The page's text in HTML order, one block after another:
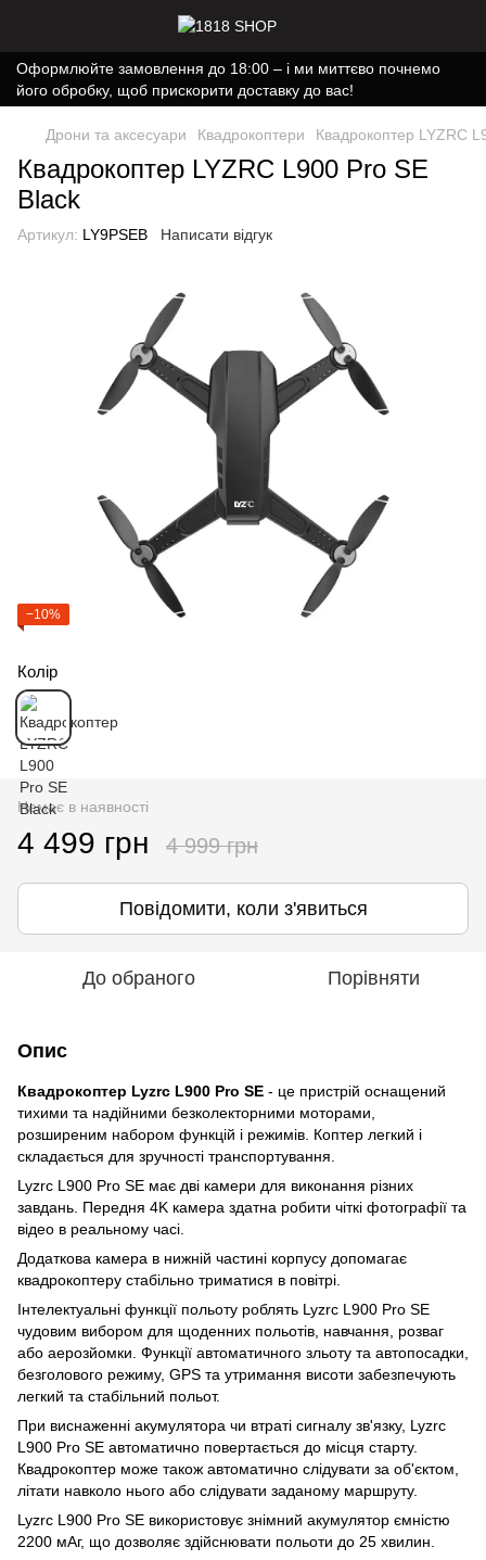
Оформлюйте замовлення до 18:00 – і ми миттєво почнемо
його обробку, щоб прискорити доставку до вас!
Дрони та аксесуари Квадрокоптери Квадрокоптер LYZRC
Квадрокоптер LYZRC L900 Pro SE
Black
Артикул: LY9PSEB Написати відгук
−10%
Колір
Немає в наявності
4 499 грн 4 999 грн
Повідомити, коли з'явиться
До обраного Порівняти
Опис
Квадрокоптер Lyzrc L900 Pro SE - це пристрій оснащений
тихими та надійними безколекторними моторами,
розширеним набором функцій і режимів. Коптер легкий і
складається для зручності транспортування.
Lyzrc L900 Pro SE має дві камери для виконання різних
завдань. Передня 4K камера здатна робити чіткі фотографії та
відео в реальному часі.
Додаткова камера в нижній частині корпусу допомагає
квадрокоптеру стабільно триматися в повітрі.
Інтелектуальні функції польоту роблять Lyzrc L900 Pro SE
чудовим вибором для щоденних польотів, навчання, розваг
або аерозйомки. Функції автоматичного зльоту та автопосадки,
безголового режиму, GPS та утримання висоти забезпечують
легкий та стабільний польот.
При виснаженні акумулятора чи втраті сигналу зв'язку, Lyzrc
L900 Pro SE автоматично повертається до місця старту.
Квадрокоптер може також автоматично слідувати за об'єктом,
літати навколо нього або слідувати заданому маршруту.
Lyzrc L900 Pro SE використовує знімний акумулятор ємністю
2200 мАг, що дозволяє здійснювати польоти до 25 хвилин.